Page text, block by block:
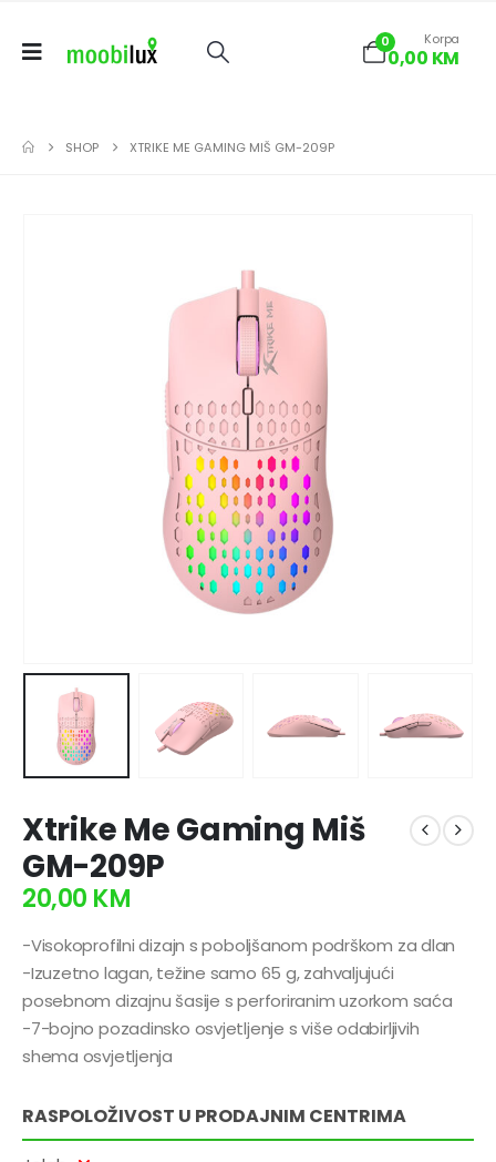
0 Korpa
0,00 KM
SHOP XTRIKE ME GAMING MIŠ GM-209P
Xtrike Me Gaming Miš
GM-209P
20,00 KM
-Visokoprofilni dizajn s poboljšanom podrškom za dlan
-Izuzetno lagan, težine samo 65 g, zahvaljujući
posebnom dizajnu šasije s perforiranim uzorkom saća
-7-bojno pozadinsko osvjetljenje s više odabirljivih
shema osvjetljenja
RASPOLOŽIVOST U PRODAJNIM CENTRIMA